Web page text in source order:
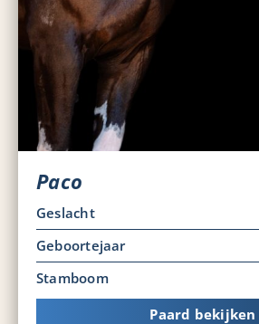
Paco
Geslacht
Geboortejaar
Stamboom
Paard bekijken